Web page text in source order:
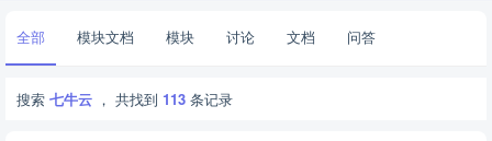
全部 模块文档 模块 讨论 文档 问答
搜索 七牛云 ， 共找到 113 条记录